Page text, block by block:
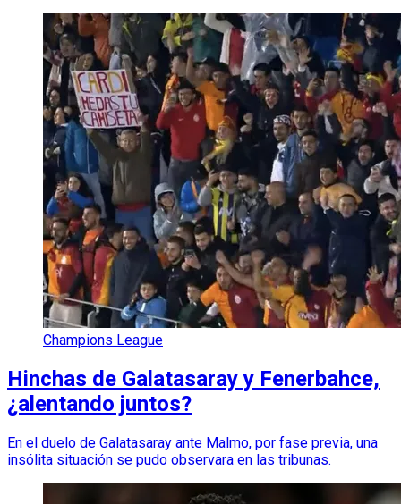
Champions League
Hinchas de Galatasaray y Fenerbahce,
¿alentando juntos?
En el duelo de Galatasaray ante Malmo, por fase previa, una
insólita situación se pudo observara en las tribunas.